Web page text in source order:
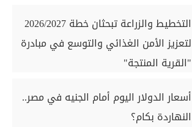
التخطيط والزراعة تبحثان خطة 2026/2027
لتعزيز الأمن الغذائي والتوسع في مبادرة
"القرية المنتجة"
أسعار الدولار اليوم أمام الجنيه في مصر..
النهاردة بكام؟